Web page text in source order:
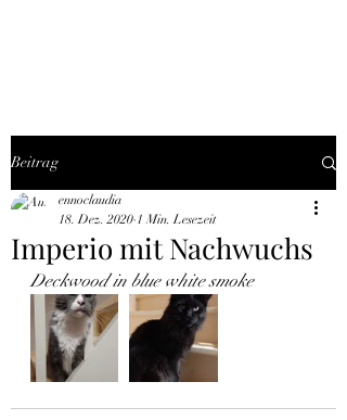
Beitrag
Imperio mit Nachwuchs
ennoclaudia
18. Dez. 2020 1 Min. Lesezeit
Deckwood in blue white smoke